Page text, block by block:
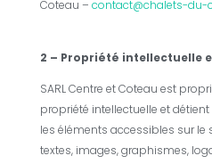
Coteau – contact@chalets-du-
2 – Propriété intellectuelle
SARL Centre et Coteau est
propriété intellectuelle et
les éléments accessibles sur le
textes, images, graphismes,